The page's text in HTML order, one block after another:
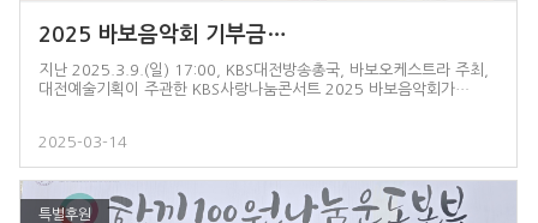
2025 바보음악회 기부금…
지난 2025.3.9.(일) 17:00, KBS대전방송총국, 바보오케스트라 주최,
대전예술기획이 주관한 KBS사랑나눔콘서트 2025 바보음악회가…
2025-03-14
특별후원